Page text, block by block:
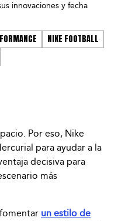
innovaciones y fecha
NIKE FOOTBALL
Por eso, Nike
para ayudar a la
decisiva para
más
un estilo de